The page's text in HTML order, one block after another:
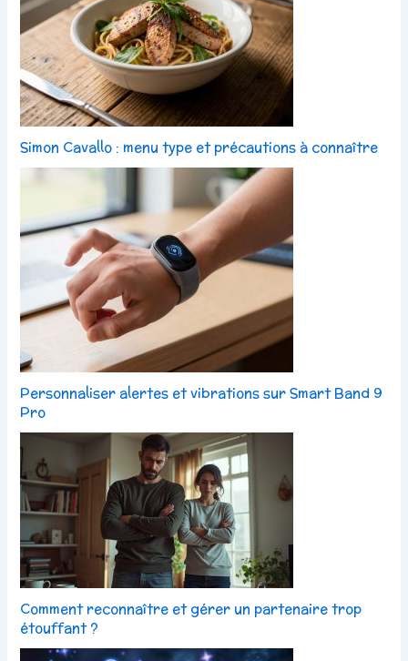
Simon Cavallo : menu type et précautions à connaître
Personnaliser alertes et vibrations sur Smart Band 9
Pro
Comment reconnaître et gérer un partenaire trop
étouffant ?